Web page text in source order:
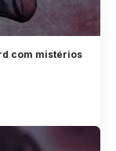
com mistérios